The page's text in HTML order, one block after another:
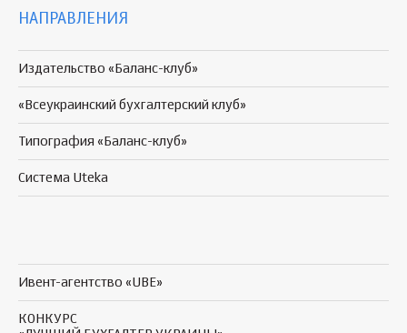
НАПРАВЛЕНИЯ
Издательство «Баланс-клуб»
«Всеукраинский бухгалтерский клуб»
Типография «Баланс-клуб»
Система Uteka
Ивент-агентство «UBE»
КОНКУРС